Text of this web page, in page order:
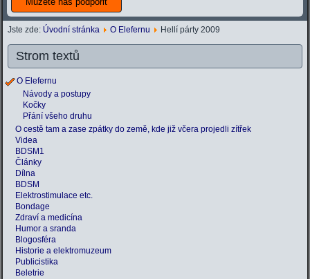
Jste zde: Úvodní stránka O Elefernu Hellí párty 2009
Strom textů
O Elefernu
Návody a postupy
Kočky
Přání všeho druhu
O cestě tam a zase zpátky do země, kde již včera projedli zítřek
Videa
BDSM1
Články
Dílna
BDSM
Elektrostimulace etc.
Bondage
Zdraví a medicína
Humor a sranda
Blogosféra
Historie a elektromuzeum
Publicistika
Beletrie